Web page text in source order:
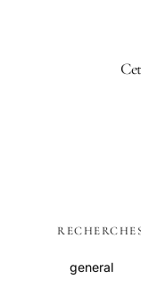
general